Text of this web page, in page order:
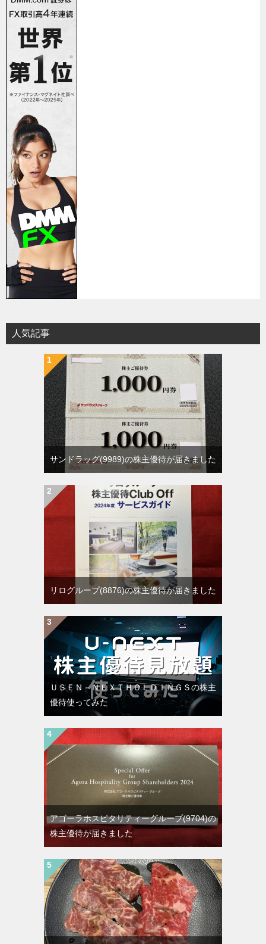
人気記事
サンドラッグ(9989)の株主優待が届きました
リログループ(8876)の株主優待が届きました
ＵＳＥＮ－ＮＥＸＴＨＯＬＤＩＮＧＳの株主
優待使ってみた
アゴーラホスピタリティーグループ(9704)の
株主優待が届きました